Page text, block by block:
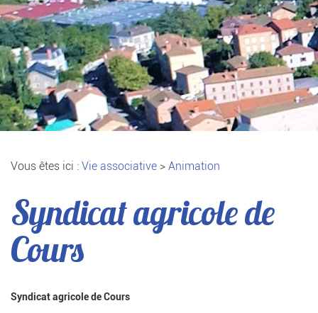
Vous êtes ici : Vie associative > Animation
Syndicat agricole de
Cours
Syndicat agricole de Cours